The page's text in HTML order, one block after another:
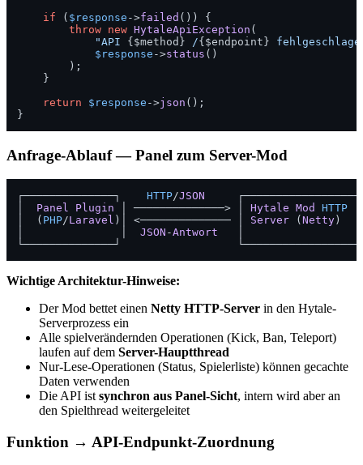
if ( $response ->failed ()) {
throw new HytaleApiException (
"API {$method} /{$endpoint}
$response ->status ()
        );
    }
return
$response ->json ();
Anfrage-Ablauf — Panel zum Server-Mod
┌──────────────┐ HTTP/JSON
Panel Plugin │ ──────────────> │ Hytale Mod HTTP
│  ( PHP/Laravel )│ <────────────── │ Server ( Netty )
JSON -Antwort
Wichtige Architektur-Hinweise:
Der Mod bettet einen Netty HTTP-Server in den Hytale-
Serverprozess ein
Alle spielverändernden Operationen (Kick, Ban, Teleport)
laufen auf dem Server-Hauptthread
Nur-Lese-Operationen (Status, Spielerliste) können gecachte
Daten verwenden
Die API ist synchron aus Panel-Sicht, intern wird aber an
den Spielthread weitergeleitet
Funktion → API-Endpunkt-Zuordnung